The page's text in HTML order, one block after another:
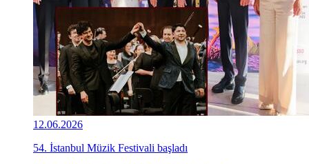
12.06.2026
54. İstanbul Müzik Festivali başladı